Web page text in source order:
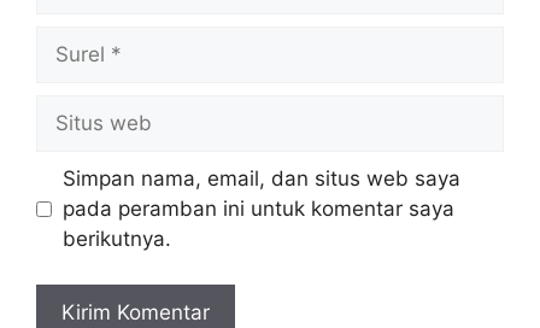
web
Simpan nama, email, dan situs web saya
pada peramban ini untuk komentar saya
berikutnya.